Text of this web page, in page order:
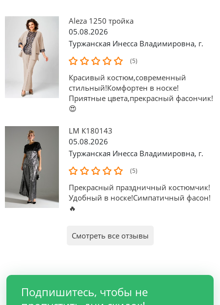
Aleza 1250 тройка
05.08.2026
Туржанская Инесса Владимировна, г.
(5)
Красивый костюм,современный
стильный!Комфортен в носке!
Приятные цвета,прекрасный фасончик!
😍
LM К180143
05.08.2026
Туржанская Инесса Владимировна, г.
(5)
Прекрасный праздничный костюмчик!
Удобный в носке!Симпатичный фасон!
🔥
Смотреть все отзывы
Подпишитесь, чтобы не